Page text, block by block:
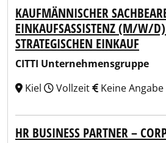
KAUFMÄNNISCHER
EINKAUFSASSISTENZ (M/W/
STRATEGISCHEN EINKAUF
CITTI Unternehmensgruppe
Kiel
Vollzeit Keine Angabe
HR BUSINESS PARTNER –